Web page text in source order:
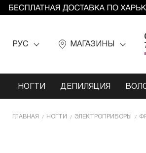
РУС МАГАЗИНЫ
НОГТИ ДЕПИЛЯЦИЯ
ГЛАВНАЯ НОГТИ ЭЛЕКТРОПРИБОРЫ